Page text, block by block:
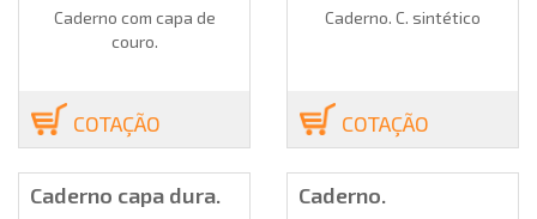
Caderno com capa de
couro.
COTAÇÃO
Caderno. C. sintético
COTAÇÃO
Caderno capa dura. Caderno.